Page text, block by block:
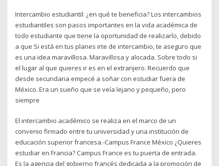
Intercambio estudiantil: ¿en qué te beneficia? Los intercambios
estudiantiles son pasos importantes en la vida académica de
todo estudiante que tiene la oportunidad de realizarlo, debido
a que Si está en tus planes irte de intercambio, te aseguro que
es una idea maravillosa. Maravillosa y alocada. Sobre todo si
el lugar al que quieres ir es en el extranjero. Recuerdo que
desde secundaria empecé a soñar con estudiar fuera de
México. Era un sueño que se veía lejano y pequeño, pero
siempre
El intercambio académico se realiza en el marco de un
convenio firmado entre tu universidad y una institución de
educación superior francesa.-Campus France México ¿Quieres
estudiar en Francia? Campus France es tu puerta de entrada.
Es la agencia del gobierno francés dedicada a la promoción de